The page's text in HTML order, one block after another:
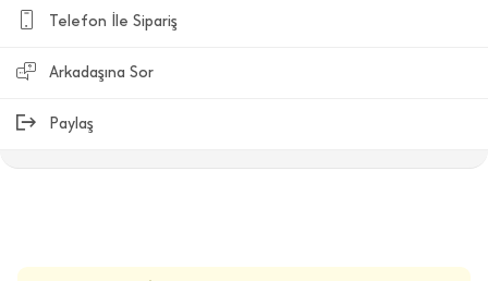
Telefon İle Sipariş
Arkadaşına Sor
Paylaş